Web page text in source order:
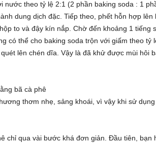
nước theo tỷ lệ 2:1 (2 phần baking soda : 1
dung dịch đặc. Tiếp theo, phết hỗn hợp
to và đậy kín nắp. Chờ đến khoảng 1
có thể cho baking soda trộn với giấm theo
lên chén dĩa. Vậy là đã khử được mùi hôi
bã cà phê
thơm nhẹ, sảng khoái, vì vậy khi sử
chỉ qua vài bước khá đơn giản. Đầu tiên,